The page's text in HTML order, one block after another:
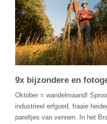
9x bijzondere en
Oktober = wandelmaand!
industrieel erfgoed, fraaie
pareltjes van vennen. In het